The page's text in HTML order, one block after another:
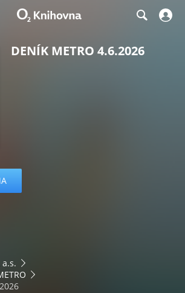
DENÍK METRO 4.6.2026
a.s.